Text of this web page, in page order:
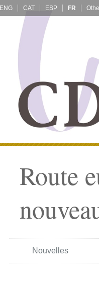
ENG CAT ESP FR
Route
Nouvelles